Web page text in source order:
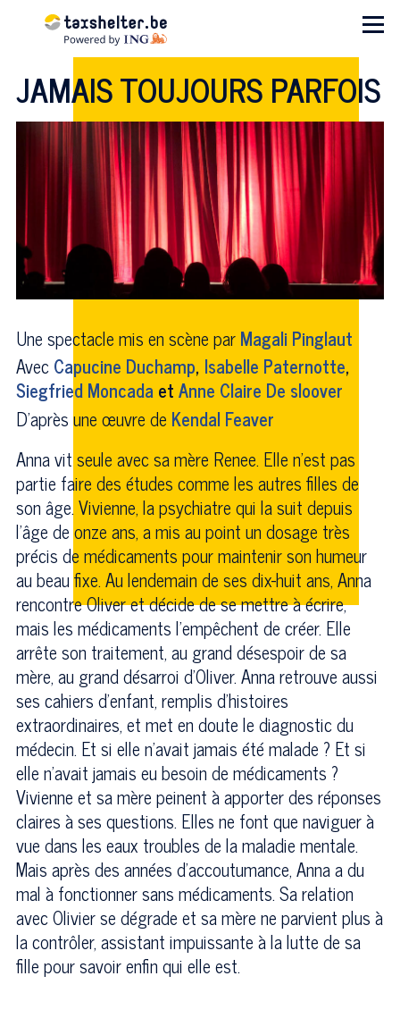
Aller au contenu principal
Menu
JAMAIS TOUJOURS PARFOIS
Une spectacle mis en scène parMagali Pinglaut
AvecCapucine Duchamp, Isabelle Paternotte,
Siegfried MoncadaetAnne Claire De sloover
D'après une œuvre de Kendal Feaver
Anna vit seule avec sa mère Renee. Elle n’est pas
partie faire des études comme les autres filles de
son âge. Vivienne, la psychiatre qui la suit depuis
l’âge de onze ans, a mis au point un dosage très
précis de médicaments pour maintenir son humeur
au beau fixe. Au lendemain de ses dix-huit ans, Anna
rencontre Oliver et décide de se mettre à écrire,
mais les médicaments l’empêchent de créer. Elle
arrête son traitement, au grand désespoir de sa
mère, au grand désarroi d’Oliver. Anna retrouve aussi
ses cahiers d’enfant, remplis d’histoires
extraordinaires, et met en doute le diagnostic du
médecin. Et si elle n’avait jamais été malade ? Et si
elle n’avait jamais eu besoin de médicaments ?
Vivienne et sa mère peinent à apporter des réponses
claires à ses questions. Elles ne font que naviguer à
vue dans les eaux troubles de la maladie mentale.
Mais après des années d’accoutumance, Anna a du
mal à fonctionner sans médicaments. Sa relation
avec Olivier se dégrade et sa mère ne parvient plus à
la contrôler, assistant impuissante à la lutte de sa
fille pour savoir enfin qui elle est.